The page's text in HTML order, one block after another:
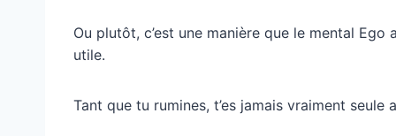
Ou plutôt, c’est une manière que le mental
utile.
Tant que tu rumines, t’es jamais vraiment seule